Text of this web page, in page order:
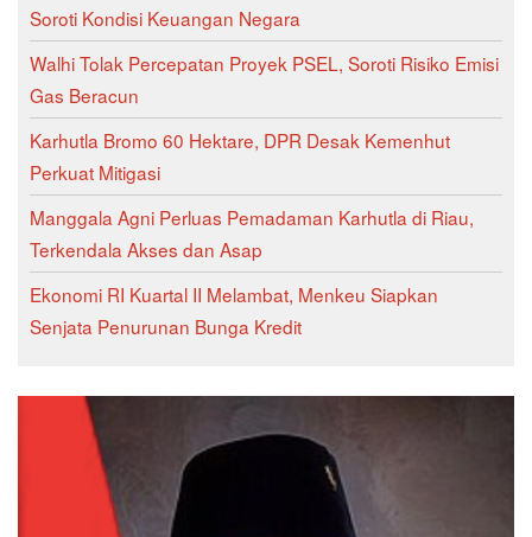
Soroti Kondisi Keuangan Negara
Walhi Tolak Percepatan Proyek PSEL, Soroti Risiko Emisi
Gas Beracun
Karhutla Bromo 60 Hektare, DPR Desak Kemenhut
Perkuat Mitigasi
Manggala Agni Perluas Pemadaman Karhutla di Riau,
Terkendala Akses dan Asap
Ekonomi RI Kuartal II Melambat, Menkeu Siapkan
Senjata Penurunan Bunga Kredit